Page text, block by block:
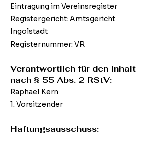
Eintragung im Vereinsregister
Registergericht: Amtsgericht
Ingolstadt
Registernummer: VR
Verantwortlich für den Inhalt
nach § 55 Abs. 2 RStV:
Raphael Kern
1. Vorsitzender
Haftungsausschuss: